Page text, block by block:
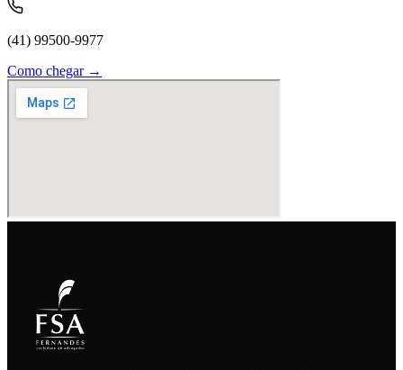
(41) 99500-9977
Como chegar →